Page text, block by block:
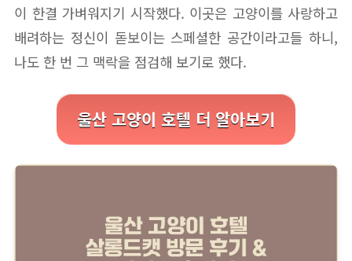
이 한결 가벼워지기 시작했다. 이곳은 고양이를 사랑하고
배려하는 정신이 돋보이는 스페셜한 공간이라고들 하니,
나도 한 번 그 맥락을 점검해 보기로 했다.
울산 고양이 호텔 더 알아보기